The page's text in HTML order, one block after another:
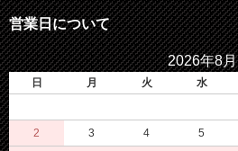
営業日について
2026年8月
日 月 火 水
2 3 4 5